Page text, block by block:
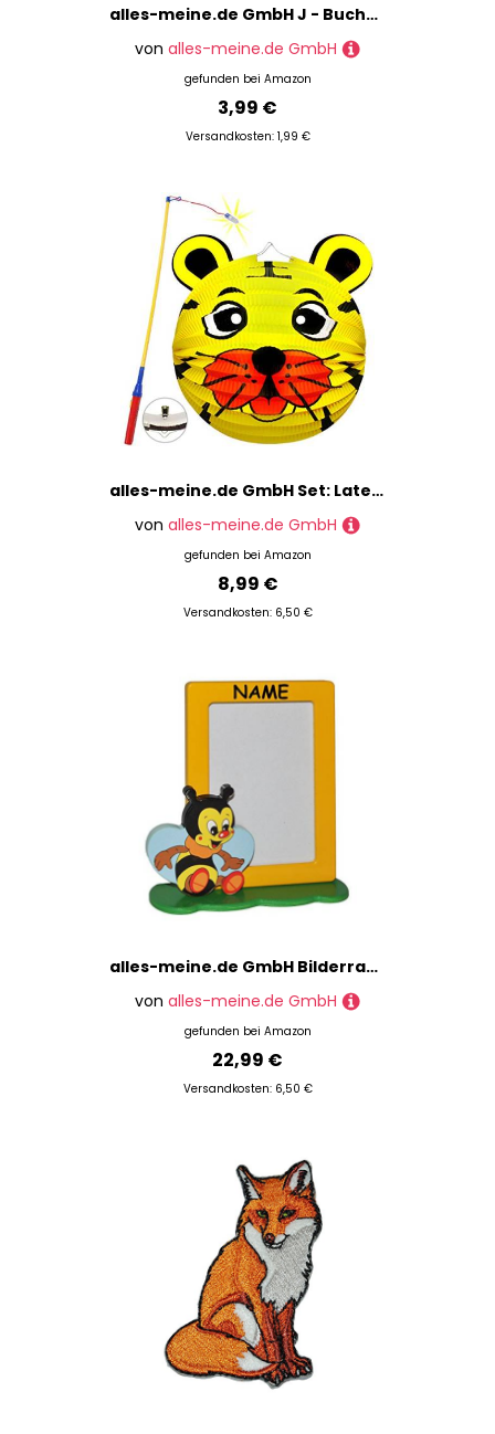
alles-meine.de GmbH J - Buchstabe Bügelbild 2,3 cm * 2 cm Creme wollweiß Uni weiß Aufnäher
von alles-meine.de GmbH
gefunden bei Amazon
3,99 €
Versandkosten: 1,99 €
alles-meine.de GmbH Set: Laterne/Lampion + LED Laternenstab - Löwe - Tiger - Teddy Bär - für Kinder - Papierlaterne aus Papier - Lampe - Laternen Lampions - Kerzen Kerze - Figu..
von alles-meine.de GmbH
gefunden bei Amazon
8,99 €
Versandkosten: 6,50 €
alles-meine.de GmbH Bilderrahmen/Fotorahmen aus Holz incl. Name - Biene - mit 1 Bild - 10 x 15 cm - Deko für Kinder + Erwachsene - Kinderzimmer Kind Tisch Stehrahmen/Holzbild..
von alles-meine.de GmbH
gefunden bei Amazon
22,99 €
Versandkosten: 6,50 €